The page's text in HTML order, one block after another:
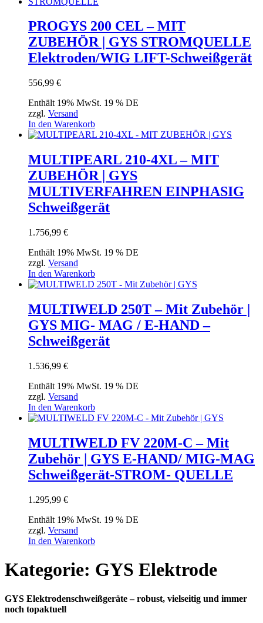
PROGYS 200 CEL – MIT
ZUBEHÖR | GYS STROMQUELLE
Elektroden/WIG LIFT-Schweißgerät
556,99 €
Enthält 19% MwSt. 19 % DE
zzgl. Versand
In den Warenkorb
MULTIPEARL 210-4XL – MIT
ZUBEHÖR | GYS
MULTIVERFAHREN EINPHASIG
Schweißgerät
1.756,99 €
Enthält 19% MwSt. 19 % DE
zzgl. Versand
In den Warenkorb
MULTIWELD 250T – Mit Zubehör |
GYS MIG- MAG / E-HAND –
Schweißgerät
1.536,99 €
Enthält 19% MwSt. 19 % DE
zzgl. Versand
In den Warenkorb
MULTIWELD FV 220M-C – Mit
Zubehör | GYS E-HAND/ MIG-MAG
Schweißgerät-STROM- QUELLE
1.295,99 €
Enthält 19% MwSt. 19 % DE
zzgl. Versand
In den Warenkorb
Kategorie: GYS Elektrode
GYS Elektrodenschweißgeräte – robust, vielseitig und immer
noch topaktuell